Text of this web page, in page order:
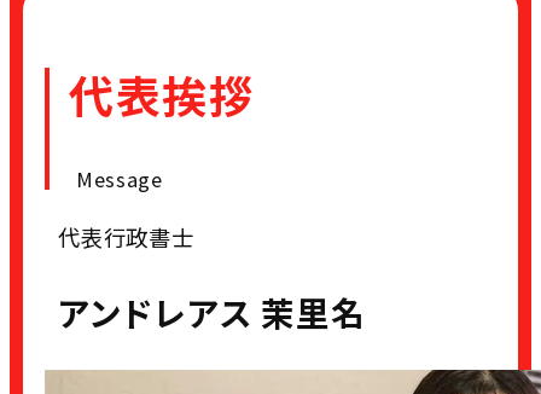
代表挨拶
Message
代表行政書士
アンドレアス 茉里名